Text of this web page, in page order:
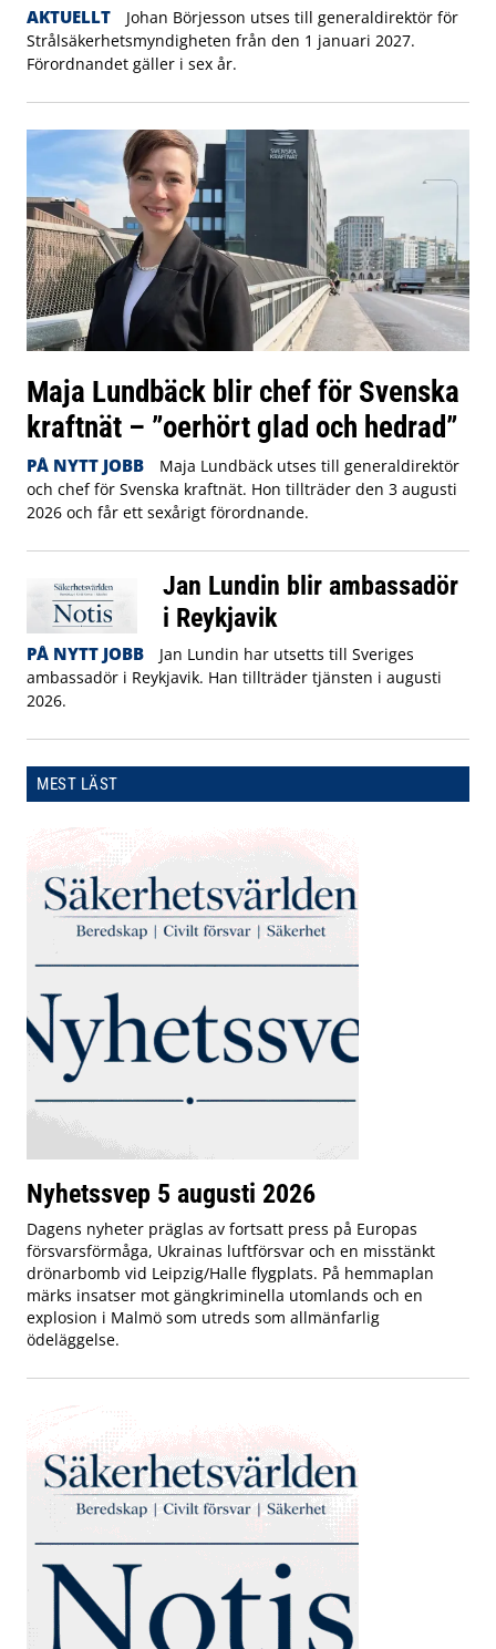
AKTUELLT
Johan Börjesson utses till generaldirektör för
Strålsäkerhetsmyndigheten från den 1 januari 2027.
Förordnandet gäller i sex år.
Maja Lundbäck blir chef för Svenska
kraftnät – ”oerhört glad och hedrad”
PÅ NYTT JOBB
Maja Lundbäck utses till generaldirektör
och chef för Svenska kraftnät. Hon tillträder den 3 augusti
2026 och får ett sexårigt förordnande.
Jan Lundin blir ambassadör
i Reykjavik
PÅ NYTT JOBB
Jan Lundin har utsetts till Sveriges
ambassadör i Reykjavik. Han tillträder tjänsten i augusti
2026.
MEST LÄST
Nyhetssvep 5 augusti 2026
Dagens nyheter präglas av fortsatt press på Europas
försvarsförmåga, Ukrainas luftförsvar och en misstänkt
drönarbomb vid Leipzig/Halle flygplats. På hemmaplan
märks insatser mot gängkriminella utomlands och en
explosion i Malmö som utreds som allmänfarlig
ödeläggelse.